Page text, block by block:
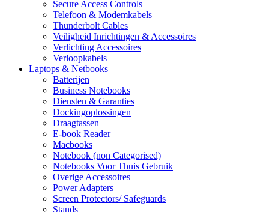
Secure Access Controls
Telefoon & Modemkabels
Thunderbolt Cables
Veiligheid Inrichtingen & Accessoires
Verlichting Accessoires
Verloopkabels
Laptops & Netbooks
Batterijen
Business Notebooks
Diensten & Garanties
Dockingoplossingen
Draagtassen
E-book Reader
Macbooks
Notebook (non Categorised)
Notebooks Voor Thuis Gebruik
Overige Accessoires
Power Adapters
Screen Protectors/ Safeguards
Stands